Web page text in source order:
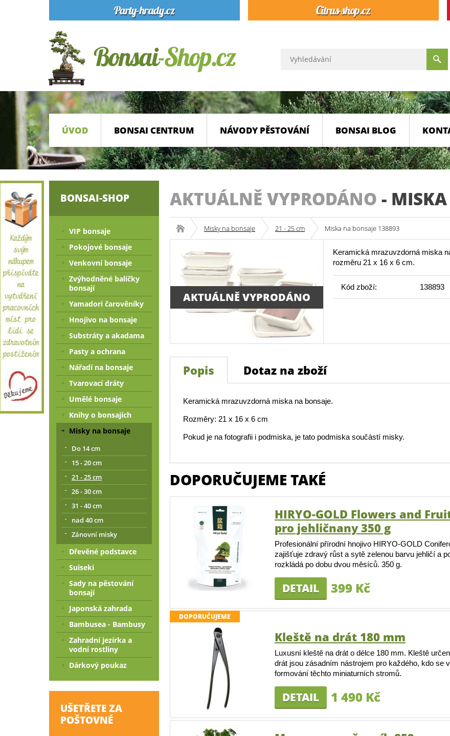
ÚVOD BONSAI CENTRUM NÁVODY PĚSTOVÁNÍ BONSAI BLOG
AKTUÁLNĚ VYPRODÁNO -
Misky na bonsaje 21 - 25 cm Miska na bonsaje 138893
AKTUÁLNĚ VYPRODÁNO
Keramická mrazuvzdorná miska
rozměru 21 x 16 x 6 cm.
Kód zboží: 138893
Popis Dotaz na zboží
Keramická mrazuvzdorná miska na bonsaje.
Rozměry: 21 x 16 x 6 cm
Pokud je na fotografii i podmiska, je tato podmiska součástí misky.
DOPORUČUJEME TAKÉ
HIRYO-GOLD Flowers and
pro jehličnany 350 g
Profesionální přírodní hnojivo HIRYO-GOLD
zajišťuje zdravý růst a sytě zelenou barvu jehličí a
rozkládá po dobu dvou měsíců. 350 g.
DETAIL 399 Kč
DOPORUČUJEME
Kleště na drát 180 mm
Luxusní kleště na drát o délce 180 mm. Kleště
drát jsou zásadním nástrojem pro každého, kdo se
formování těchto miniaturních stromů.
DETAIL 1 490 Kč
BONSAI-SHOP
VIP bonsaje
Pokojové bonsaje
Venkovní bonsaje
Zvýhodněné balíčky
bonsají
Yamadori čarověníky
Hnojivo na bonsaje
Substráty a akadama
Pasty a ochrana
Nářadí na bonsaje
Tvarovací dráty
Umělé bonsaje
Knihy o bonsajích
Misky na bonsaje
Do 14 cm
15 - 20 cm
21 - 25 cm
26 - 30 cm
31 - 40 cm
nad 40 cm
Zánovní misky
Dřevěné podstavce
Suiseki
Sady na pěstování
bonsají
Japonská zahrada
Bambusea - Bambusy
Zahradní jezírka a
vodní rostliny
Dárkový poukaz
UŠETŘETE ZA
POŠTOVNÉ